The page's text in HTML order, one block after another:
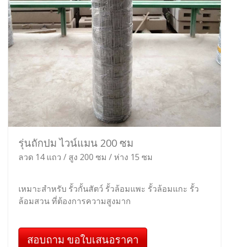
รุ่นถักปม ไวน์แมน 200 ซม
ลวด 14 แถว / สูง 200 ซม / ห่าง 15 ซม
เหมาะสำหรับ รั้วกั้นสัตว์ รั้วล้อมแพะ รั้วล้อมแกะ รั้ว
ล้อมสวน ที่ต้องการความสูงมาก
สอบถาม ขอใบเสนอราคา